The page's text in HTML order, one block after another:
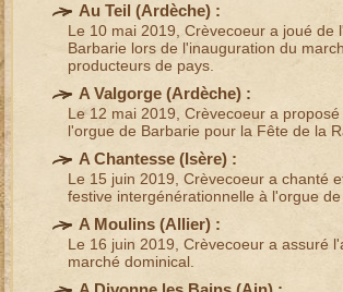
Au Teil (Ardèche) :
Le 10 mai 2019, Crèvecoeur a joué de l'
Barbarie lors de l'inauguration du
producteurs de pays.
A Valgorge (Ardèche) :
Le 12 mai 2019, Crèvecoeur a proposé
l'orgue de Barbarie pour la Fête de la
A Chantesse ( Isère) :
Le 15 juin 2019, Crèvecoeur a chanté
festive intergénérationnelle à l'orgue
A Moulins (Allier) :
Le 16 juin 2019, Crèvecoeur a assuré
marché dominical.